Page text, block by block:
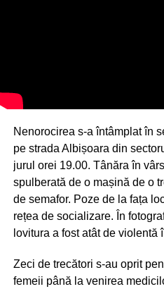
Nenorocirea s-a întâmplat în
pe strada Albișoara din
jurul orei 19.00. Tânăra în
spulberată de o mașină de o
de semafor. Poze de la fața
rețea de socializare. În
lovitura a fost atât de violentă
Zeci de trecători s-au oprit
femeii până la venirea